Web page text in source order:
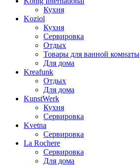
Кухня
Koziol
Кухня
Сервировка
Отдых
Товары для ванной комнаты
Для дома
Kreafunk
Отдых
Для дома
KunstWerk
Кухня
Сервировка
Kvetna
Сервировка
La Rochere
Сервировка
Для дома